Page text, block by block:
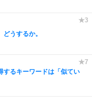
うするか。
するキーワードは「似てい